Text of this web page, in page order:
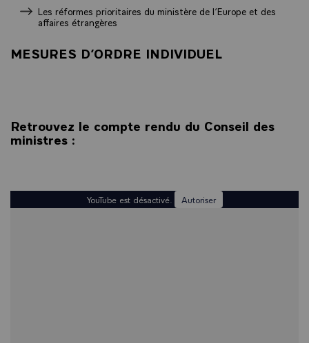
Les réformes prioritaires du ministère de l’Europe et des
affaires étrangères
MESURES D’ORDRE INDIVIDUEL
Retrouvez le compte rendu du Conseil des
ministres :
YouTube est désactivé. Autoriser